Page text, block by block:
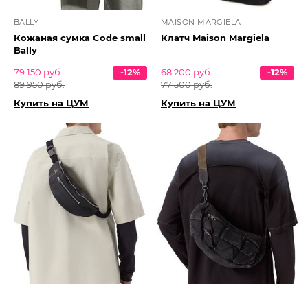
BALLY
Кожаная сумка Code small
Bally
79 150 руб.
89 950 руб.
-12%
Купить на ЦУМ
MAISON MARGIELA
Клатч Maison Margiela
68 200 руб.
77 500 руб.
-12%
Купить на ЦУМ